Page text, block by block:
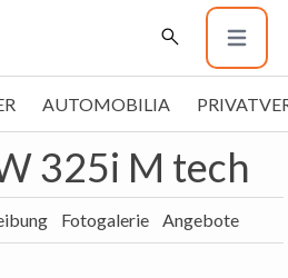
AUTOMOBILIA
325i M tech
Fotogalerie Angebote